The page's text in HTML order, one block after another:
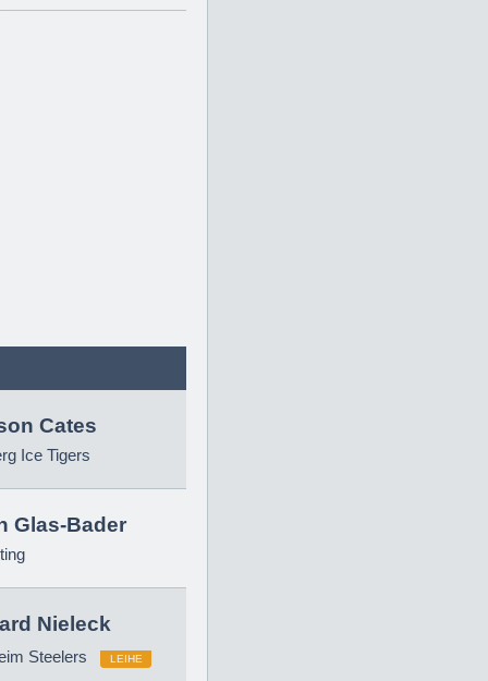
Cates
Ice Tigers
Glas-Bader
Nieleck
Steelers LEIHE